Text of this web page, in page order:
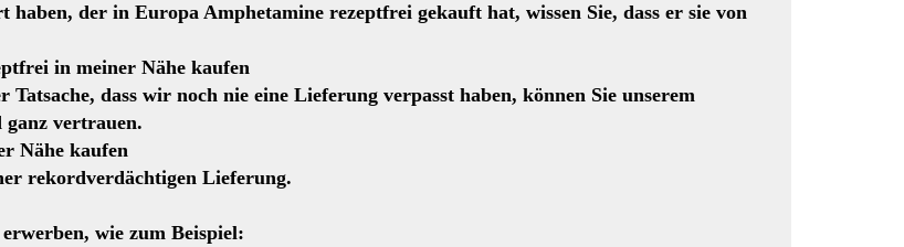
haben, der in Europa Amphetamine rezeptfrei gekauft hat, wissen Sie, dass er sie von
meiner Nähe kaufen
dass wir noch nie eine Lieferung verpasst haben, können Sie unserem
ganz vertrauen.
kaufen
rekordverdächtigen Lieferung.
wie zum Beispiel: